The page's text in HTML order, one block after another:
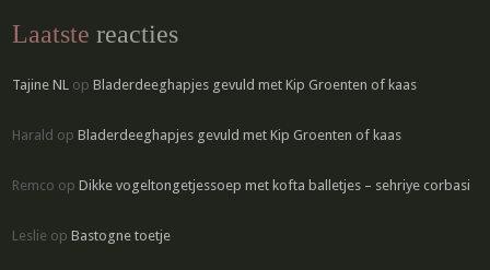
Laatste reacties
Tajine NL opBladerdeeghapjes gevuld met Kip Groenten of kaas
Harald opBladerdeeghapjes gevuld met Kip Groenten of kaas
Remco opDikke vogeltongetjessoep met kofta balletjes – sehriye corbasi
Leslie opBastogne toetje